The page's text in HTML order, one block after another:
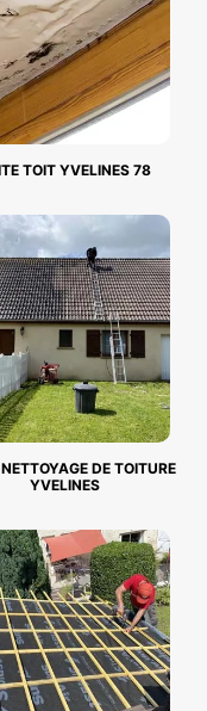
TOIT YVELINES 78
DE TOITURE
YVELINES